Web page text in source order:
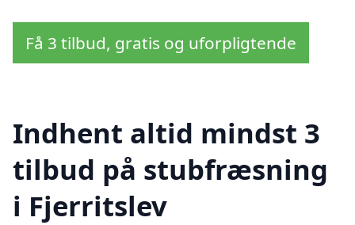
Få 3 tilbud, gratis og uforpligtende
Indhent altid mindst 3
tilbud på stubfræsning
i Fjerritslev